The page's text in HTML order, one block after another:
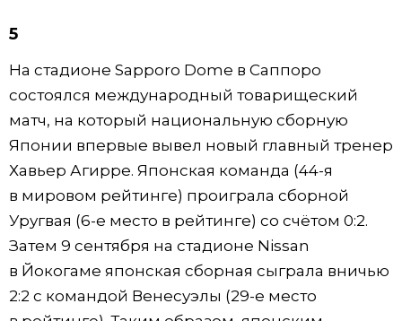
5
На стадионе Sapporo Dome в Саппоро
состоялся международный товарищеский
матч, на который национальную сборную
Японии впервые вывел новый главный тренер
Хавьер Агирре. Японская команда (44-я
в мировом рейтинге) проиграла сборной
Уругвая (6-е место в рейтинге) со счётом 0:2.
Затем 9 сентября на стадионе Nissan
в Йокогаме японская сборная сыграла вничью
2:2 с командой Венесуэлы (29-е место